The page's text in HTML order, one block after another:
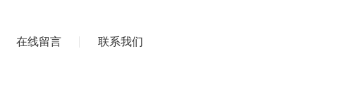
在线留言 联系我们